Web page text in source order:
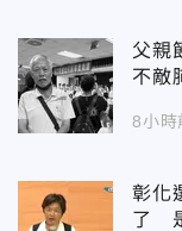
父親
不敵
8小時
彰化
了